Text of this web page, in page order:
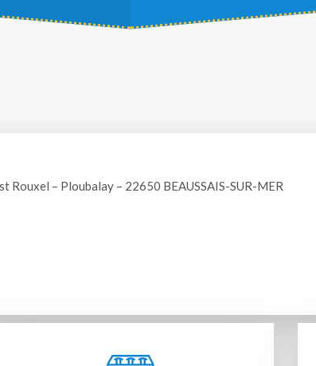
Rouxel – Ploubalay – 22650 BEAUSSAIS-SUR-MER